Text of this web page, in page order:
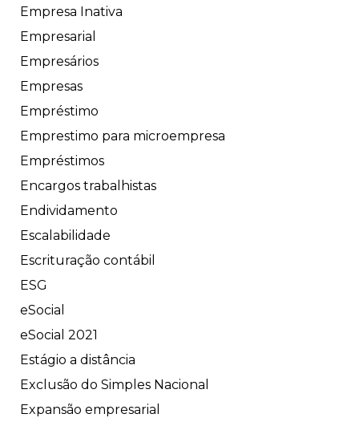
Empresa Inativa
Empresarial
Empresários
Empresas
Empréstimo
Emprestimo para microempresa
Empréstimos
Encargos trabalhistas
Endividamento
Escalabilidade
Escrituração contábil
ESG
eSocial
eSocial 2021
Estágio a distância
Exclusão do Simples Nacional
Expansão empresarial